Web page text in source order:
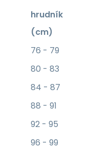
hrudník
(cm)
76 - 79
80 - 83
84 - 87
88 - 91
92 - 95
96 - 99